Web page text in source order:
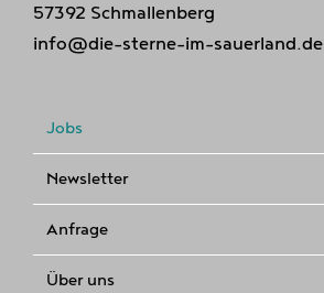
57392 Schmallenberg
info@die-sterne-im-sauerland.de
Jobs
Newsletter
Anfrage
Über uns